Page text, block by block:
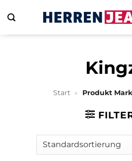
Inhalt
springen
Start » Produkt